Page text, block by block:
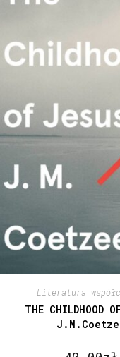
Literatura
THE CHILDHOOD